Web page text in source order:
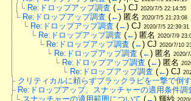
││└ Re:ドロップアップ調査 (←) CJ 2020/7/5 22:14:55
│└ Re:ドロップアップ調査 (←) 匿名 2020/7/5 21:23:08
│　└ Re:ドロップアップ調査 (←) CJ 2020/7/5 22:39:31
│　　└ Re:ドロップアップ調査 (←) 匿名 2020/7/9
│　　　└ Re:ドロップアップ調査 (←) CJ 2020/7/10
│　　　　└ Re:ドロップアップ調査 (←) 匿名 2020/
│　　　　　└ Re:ドロップアップ調査 (←) 匿名
│　　　　　　└ Re:ドロップアップ調査 (←) CJ
├ クリティカルに頼らずブラックラビを一撃で倒す
├ Re:ドロップアップ、スナッチャーの適用条件調
│└ スナッチャーの適用範囲について (←) 輝紗